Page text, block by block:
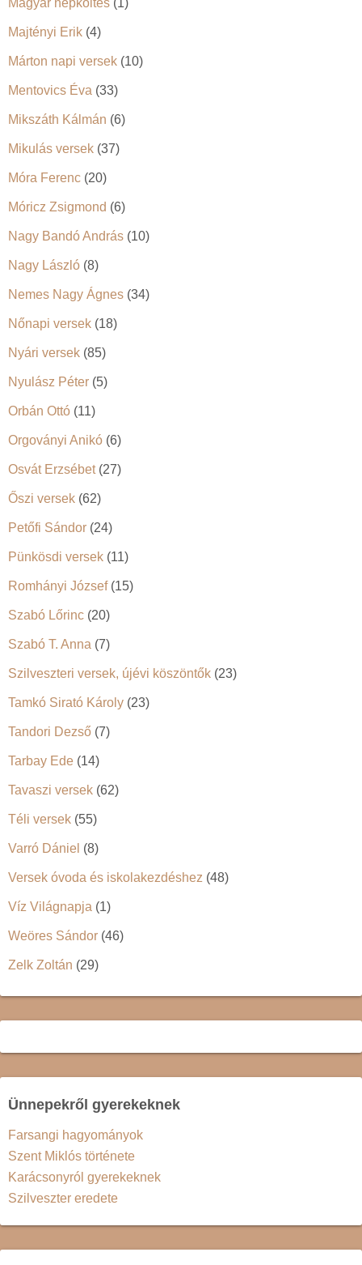
Majtényi Erik (4)
Márton napi versek (10)
Mentovics Éva (33)
Mikszáth Kálmán (6)
Mikulás versek (37)
Móra Ferenc (20)
Móricz Zsigmond (6)
Nagy Bandó András (10)
Nagy László (8)
Nemes Nagy Ágnes (34)
Nőnapi versek (18)
Nyári versek (85)
Nyulász Péter (5)
Orbán Ottó (11)
Orgoványi Anikó (6)
Osvát Erzsébet(27)
Őszi versek (62)
Petőfi Sándor (24)
Pünkösdi versek (11)
Romhányi József(15)
Szabó Lőrinc (20)
Szabó T. Anna (7)
Szilveszteri versek, újévi köszöntők (23)
Tamkó Sirató Károly (23)
Tandori Dezső (7)
Tarbay Ede (14)
Tavaszi versek (62)
Téli versek (55)
Varró Dániel (8)
Versek óvoda és iskolakezdéshez (48)
Víz Világnapja (1)
Weöres Sándor (46)
Zelk Zoltán (29)
Ünnepekről gyerekeknek
Farsangi hagyományok
Szent Miklós története
Karácsonyról gyerekeknek
Szilveszter eredete